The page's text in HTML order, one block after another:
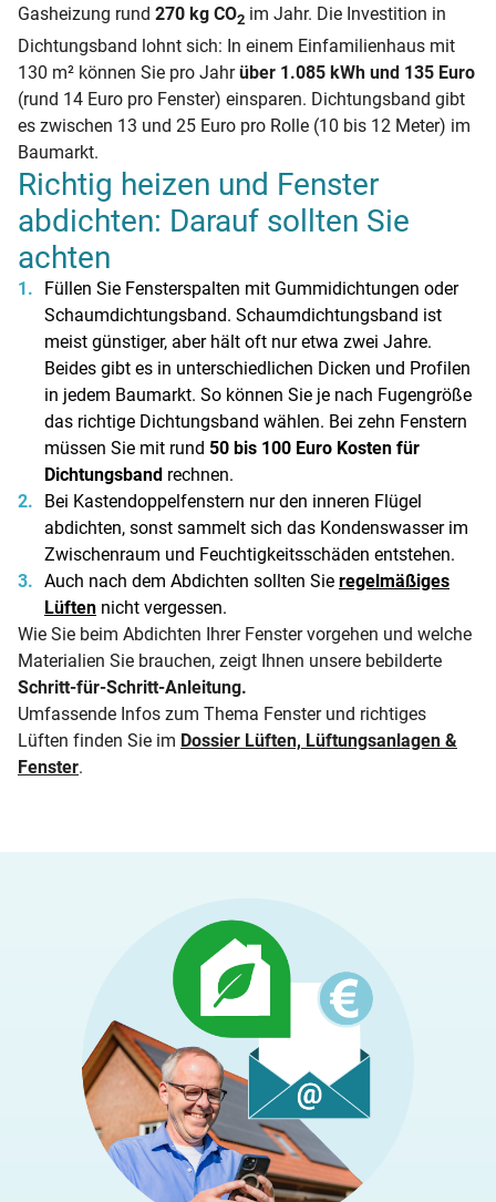
Gasheizung rund 270 kg CO2 im Jahr. Die Investition in
Dichtungsband lohnt sich: In einem Einfamilienhaus mit
130 m² können Sie pro Jahrüber 1.085 kWh und 135 Euro
(rund 14 Euro pro Fenster) einsparen. Dichtungsband gibt
es zwischen 13 und 25 Euro pro Rolle (10 bis 12 Meter) im
Baumarkt.
Richtig heizen und Fenster
abdichten: Darauf sollten Sie
achten
Füllen Sie Fensterspalten mit Gummidichtungen oder
Schaumdichtungsband. Schaumdichtungsband ist
meist günstiger, aber hält oft nur etwa zwei Jahre.
Beides gibt es in unterschiedlichen Dicken und Profilen
in jedem Baumarkt. So können Sie je nach Fugengröße
das richtige Dichtungsband wählen. Bei zehn Fenstern
müssen Sie mit rund 50 bis 100 Euro Kosten für
Dichtungsband rechnen.
Bei Kastendoppelfenstern nur den inneren Flügel
abdichten, sonst sammelt sich das Kondenswasser im
Zwischenraum und Feuchtigkeitsschäden entstehen.
Auch nach dem Abdichten sollten Sie regelmäßiges
Lüften nicht vergessen.
Wie Sie beim Abdichten Ihrer Fenster vorgehen und welche
Materialien Sie brauchen, zeigt Ihnen unsere bebilderte
Schritt-für-Schritt-Anleitung.
Umfassende Infos zum Thema Fenster und richtiges
Lüften finden Sie im Dossier Lüften, Lüftungsanlagen &
Fenster.